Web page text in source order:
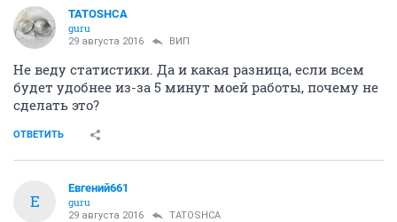
TATOSHCA
guru
29 августа 2016 ВИП
Не веду статистики. Да и какая разница, если всем
будет удобнее из-за 5 минут моей работы, почему не
сделать это?
ОТВЕТИТЬ
Е
Евгений661
guru
29 августа 2016 TATOSHCA